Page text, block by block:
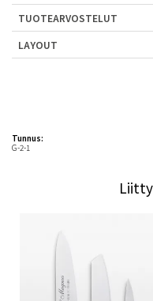
TUOTEARVOSTELUT
LAYOUT
Tunnus:
G-2-1